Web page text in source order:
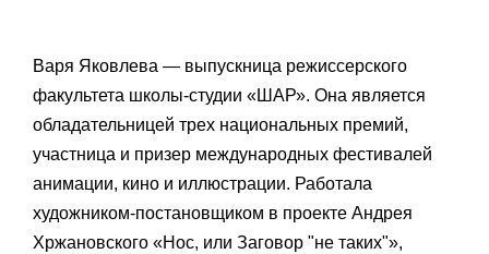
Варя Яковлева — выпускница режиссерского
факультета школы-студии «ШАР». Она является
обладательницей трех национальных премий,
участница и призер международных фестивалей
анимации, кино и иллюстрации. Работала
художником-постановщиком в проекте Андрея
Хржановского «Нос, или Заговор "не таких"»,